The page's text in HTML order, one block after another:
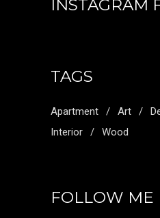
INSTAGRAM
TAGS
Apartment Art
Interior
Wood
FOLLOW ME